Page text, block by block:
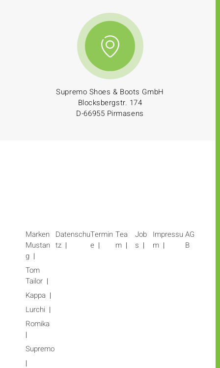
Supremo Shoes & Boots GmbH
Blocksbergstr. 174
D-66955 Pirmasens
Marken
Mustan
g
Tom
Tailor
Kappa
Lurchi
Romika
Supremo
Datenschu
tz
Termin
e
Tea
m
Job
s
Impressu
m
AG
B